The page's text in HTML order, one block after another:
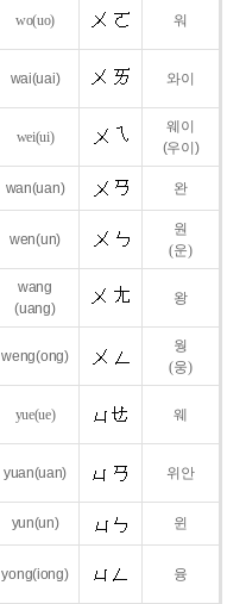
wo(uo) 워
wai(uai) 와이
wei(ui)
웨이
(우이)
wan(uan) 완
wen(un)
원
(운)
wang
(uang)
왕
weng(ong)
웡
(웅)
yue(ue) 웨
yuan(uan) 위안
yun(un) 윈
yong(iong) 융